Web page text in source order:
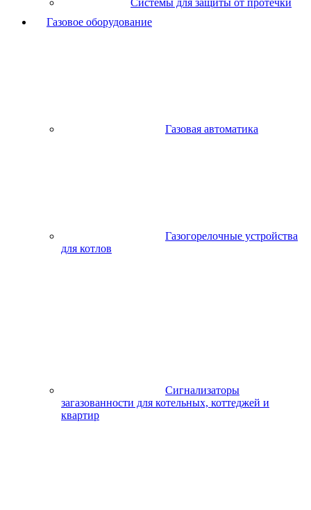
Системы для защиты от протечки
Газовое оборудование
Газовая автоматика
Газогорелочные устройства
для котлов
Сигнализаторы
загазованности для котельных, коттеджей и
квартир